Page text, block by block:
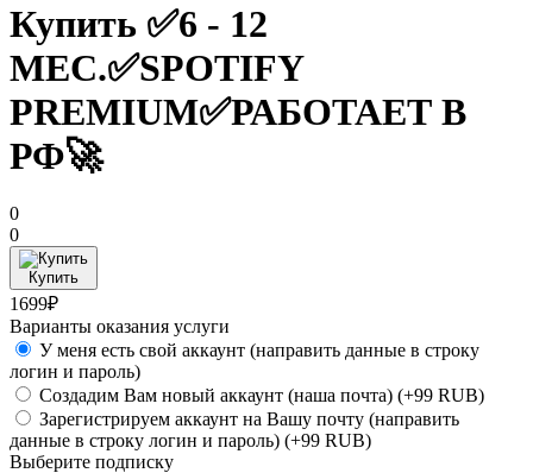
Купить ✅6 - 12
МЕС.✅SPOTIFY
PREMIUM✅РАБОТАЕТ В
РФ🚀
0
0
Купить
1699₽
Варианты оказания услуги
У меня есть свой аккаунт (направить данные в строку
логин и пароль)
Создадим Вам новый аккаунт (наша почта) (+99 RUB)
Зарегистрируем аккаунт на Вашу почту (направить
данные в строку логин и пароль) (+99 RUB)
Выберите подписку